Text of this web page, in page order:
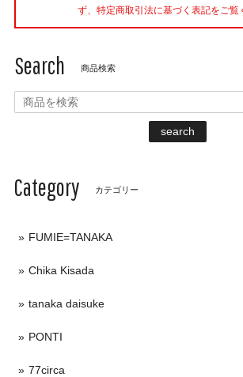
ず、特定商取引法に基づく表記をご覧
Search 商品検索
search
Category カテゴリー
FUMIE=TANAKA
Chika Kisada
tanaka daisuke
PONTI
77circa